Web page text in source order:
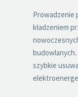
Prowadzenie
kładzeniem
szybkie